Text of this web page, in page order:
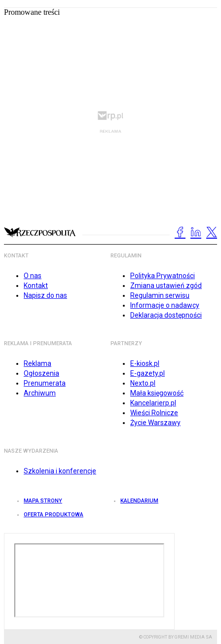
Promowane treści
KONTAKT
O nas
Kontakt
Napisz do nas
REGULAMIN
Polityka Prywatności
Zmiana ustawień zgód
Regulamin serwisu
Informacje o nadawcy
Deklaracja dostępności
REKLAMA I PRENUMERATA
Reklama
Ogłoszenia
Prenumerata
Archiwum
PARTNERZY
E-kiosk.pl
E-gazety.pl
Nexto.pl
Mała księgowość
Kancelarierp.pl
Wieści Rolnicze
Życie Warszawy
NASZE WYDARZENIA
Szkolenia i konferencje
MAPA STRONY KALENDARIUM
OFERTA PRODUKTOWA
© COPYRIGHT BY GREMI MEDIA SA